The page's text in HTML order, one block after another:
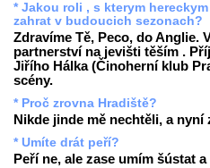
* Jakou roli , s kterym
zahrat v budoucich sezonach?
Zdravíme Tě, Peco, do Anglie.
partnerství na jevišti těším .
Jiřího Hálka (Činoherní klub
scény.
* Proč zrovna Hradiště?
Nikde jinde mě nechtěli, a nyní
* Umíte drát peří?
Peří ne, ale zase umím šústat